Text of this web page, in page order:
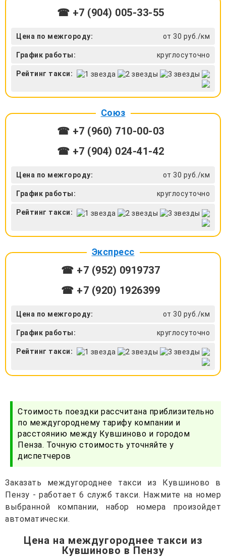
☎ +7 (904) 005-33-55
Цена по межгороду: от 30 руб./км
График работы: круглосуточно
Рейтинг такси:
Союз
☎ +7 (960) 710-00-03
☎ +7 (904) 024-41-42
Цена по межгороду: от 30 руб./км
График работы: круглосуточно
Рейтинг такси:
Экспресс
☎ +7 (952) 0919737
☎ +7 (920) 1926399
Цена по межгороду: от 30 руб./км
График работы: круглосуточно
Рейтинг такси:
Стоимость поездки рассчитана приблизительно
по междугороднему тарифу компании и
расстоянию между Кувшиново и городом
Пенза. Точную стоимость уточняйте у
диспетчеров
Заказать междугороднее такси из Кувшиново в
Пензу - работает 6 служб такси. Нажмите на номер
выбранной компании, набор номера произойдет
автоматически.
Цена на междугороднее такси из
Кувшиново в Пензу